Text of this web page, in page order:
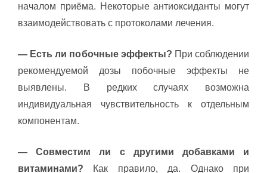
началом приёма. Некоторые антиоксиданты могут
взаимодействовать с протоколами лечения.
— Есть ли побочные эффекты? При соблюдении
рекомендуемой дозы побочные эффекты не
выявлены. В редких случаях возможна
индивидуальная чувствительность к отдельным
компонентам.
— Совместим ли с другими добавками и
витаминами? Как правило, да. Однако при